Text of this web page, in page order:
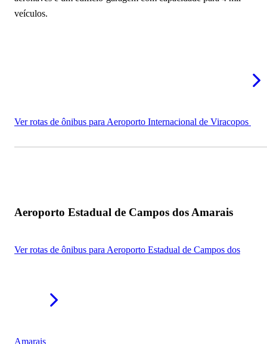
veículos.
Ver rotas de ônibus para Aeroporto Internacional de Viracopos
Aeroporto Estadual de Campos dos Amarais
Ver rotas de ônibus para Aeroporto Estadual de Campos dos
Amarais